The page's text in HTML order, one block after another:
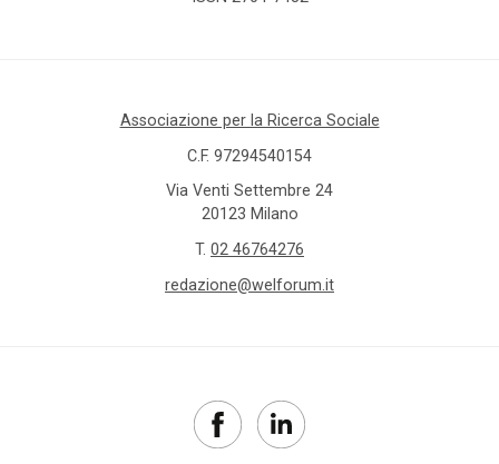
Associazione per la Ricerca Sociale
C.F. 97294540154
Via Venti Settembre 24
20123 Milano
T. 02 46764276
redazione@welforum.it